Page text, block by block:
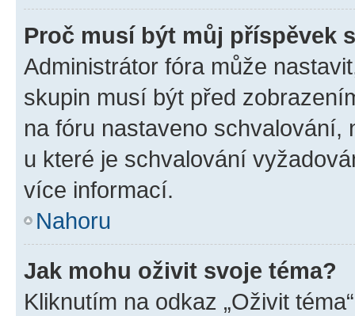
Proč musí být můj příspěvek
Administrátor fóra může
skupin musí být před
na fóru nastaveno schvalování,
u které je schvalování
více informací.
Nahoru
Jak mohu oživit svoje téma?
Kliknutím na odkaz „Oživit